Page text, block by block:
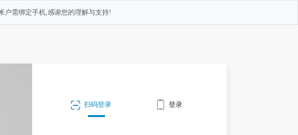
户需绑定手机,感谢您的理解与支持!
扫码登录 登录